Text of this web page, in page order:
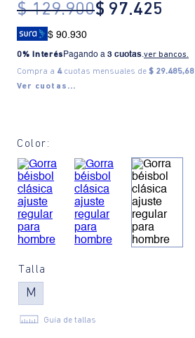
$ 129.900$ 97.425
$ 90.930
0% Interés Pagando a 3 cuotas.ver bancos.
Compra a 4cuotas mensuales de $ 29.485,68
Ver cuotas...
Color:
Talla
M
Guía de tallas